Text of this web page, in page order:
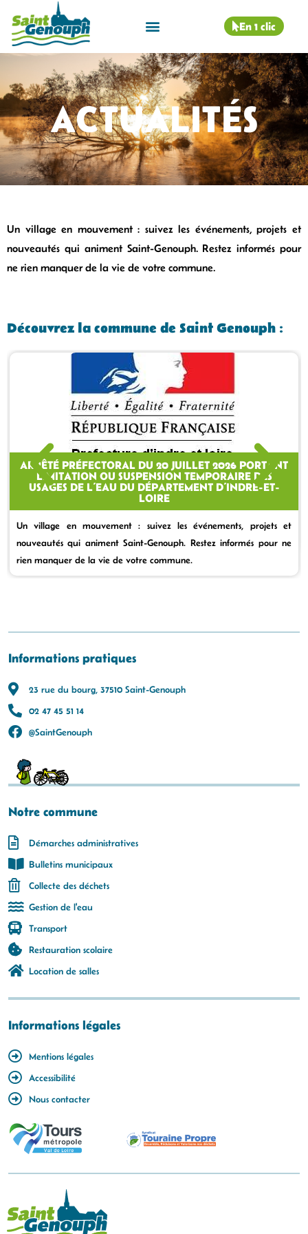
En 1 clic
ACTUALITÉS
Un village en mouvement : suivez les événements, projets et
nouveautés qui animent Saint-Genouph. Restez informés pour
ne rien manquer de la vie de votre commune.
Découvrez la commune de Saint Genouph :
ARRÊTÉ PRÉFECTORAL DU 20 JUILLET 2026 PORTANT
LIMITATION OU SUSPENSION TEMPORAIRE DES
USAGES DE L’EAU DU DÉPARTEMENT D’INDRE-ET-
LOIRE
Un village en mouvement : suivez les événements, projets et
nouveautés qui animent Saint-Genouph. Restez informés pour ne
rien manquer de la vie de votre commune.
Informations pratiques
23 rue du bourg, 37510 Saint-Genouph
02 47 45 51 14
@SaintGenouph
Notre commune
Démarches administratives
Bulletins municipaux
Collecte des déchets
Gestion de l'eau
Transport
Restauration scolaire
Location de salles
Informations légales
Mentions légales
Accessibilité
Nous contacter